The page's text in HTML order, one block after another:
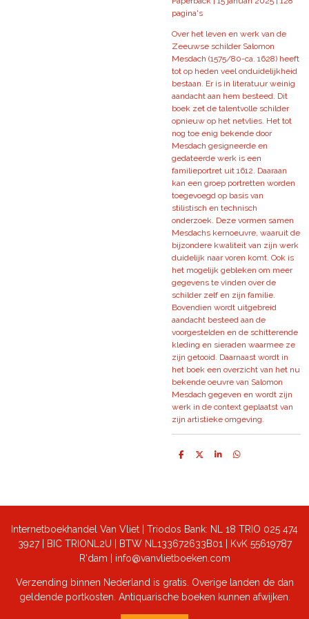
pagina's
Over het leven en werk van de
Zeeuwse schilder Salomon
Mesdach (1575/80-ca. 1628) heeft
tot op heden veel onduidelijkheid
bestaan. Er is in literatuur weinig
aandacht aan hem besteed. Dit
boek zet de talentvolle schilder
opnieuw op het netvlies. Het tot
nog toe enig bekende door
Mesdach gesigneerde en
gedateerde werk is een
familieportret uit 1612. Daaraan
kan een groep portretten worden
toegevoegd op basis van
stilistisch en technisch
onderzoek. Deze vormen samen
Mesdachs kernoeuvre, waaruit de
bijzondere kwaliteit van zijn werk
duidelijk naar voren komt. Ook is
het mogelijk gebleken om meer
gegevens te vinden over de
schilder zelf en zijn familie.
Bovendien wordt uitgebreid
aandacht besteed aan de
voorgestelden en de schitterende
kleding en sieraden waarmee ze
zijn getooid. Daarnaast wordt in
het boek een overzicht van het nu
bekende oeuvre van Salomon
Mesdach gegeven en wordt zijn
werk in de context geplaatst van
zijn artistieke omgeving.
D
D
S
D
Internetboekhandel Van Vliet | Triodos Bank: NL 18 TRIO 025 474
3927 | BIC TRIONL2U | BTW NL133672633B01 | KvK 55619787
R'dam | info@vanvlietboeken.com
Verzending binnen Nederland is gratis. Overige landen de dan
geldende portkosten. Antiquarische boeken kunnen afwijken.